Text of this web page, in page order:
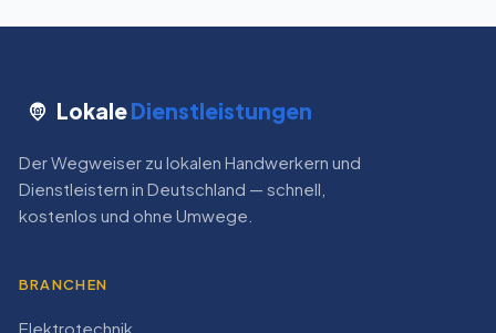
LokaleDienstleistungen
Der Wegweiser zu lokalen Handwerkern und
Dienstleistern in Deutschland — schnell,
kostenlos und ohne Umwege.
BRANCHEN
Elektrotechnik